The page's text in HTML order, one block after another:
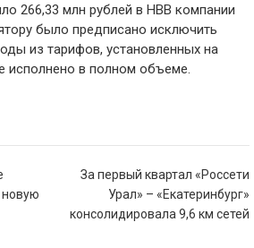
266,33 млн рублей в НВВ компании
было предписано исключить
из тарифов, установленных на
исполнено в полном объеме.
новую
За первый квартал «Россети
Урал» – «Екатеринбург»
консолидировала 9,6 км сетей